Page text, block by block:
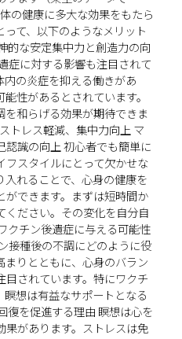
の健康に多大な効果をもたら
て、以下のようなメリット
的な安定集中力と創造力の向
症に対する影響も注目されて
の炎症を抑える働きがあ
性があるとされています。
を和らげる効果が期待できま
トレス軽減、集中力向上 マ
識の向上 初心者でも簡単に
スタイルにとって欠かせな
れることで、心身の健康を
できます。まずは短時間か
ください。その変化を自分自
クチン後遺症に与える可能性
接種後の不調にどのように役
りとともに、心身のバラン
目されています。特にワクチ
想は有益なサポートとなる
復を促進する理由 瞑想は心を
があります。ストレスは免